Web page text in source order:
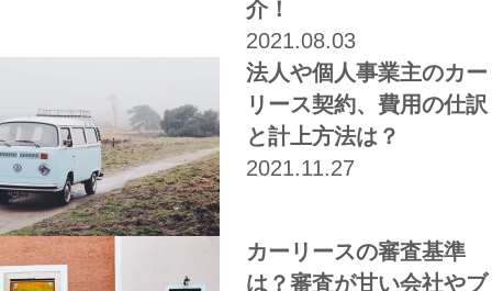
介！
2021.08.03
法人や個人事業主のカー
リース契約、費用の仕訳
と計上方法は？
2021.11.27
カーリースの審査基準
は？審査が甘い会社やブ